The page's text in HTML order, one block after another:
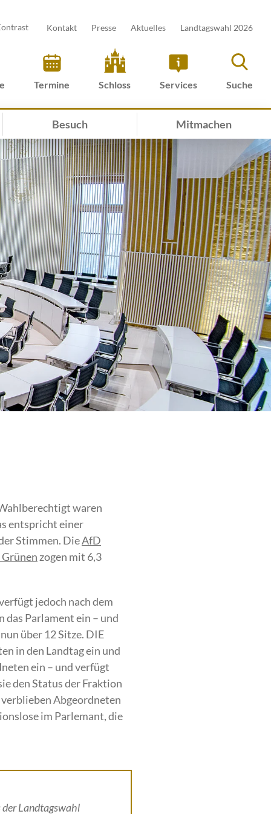
Kontakt Presse Aktuelles Landtagswahl 2026
Termine Schloss Services Suche
Besuch Mitmachen
waren
entspricht einer
Stimmen. DieAfD
zogen mit 6,3
jedoch nach dem
das Parlament ein – und
über 12 Sitze. DIE
in den Landtag ein und
ein – und verfügt
den Status der Fraktion
Abgeordneten
im Parlemant, die
Landtagswahl